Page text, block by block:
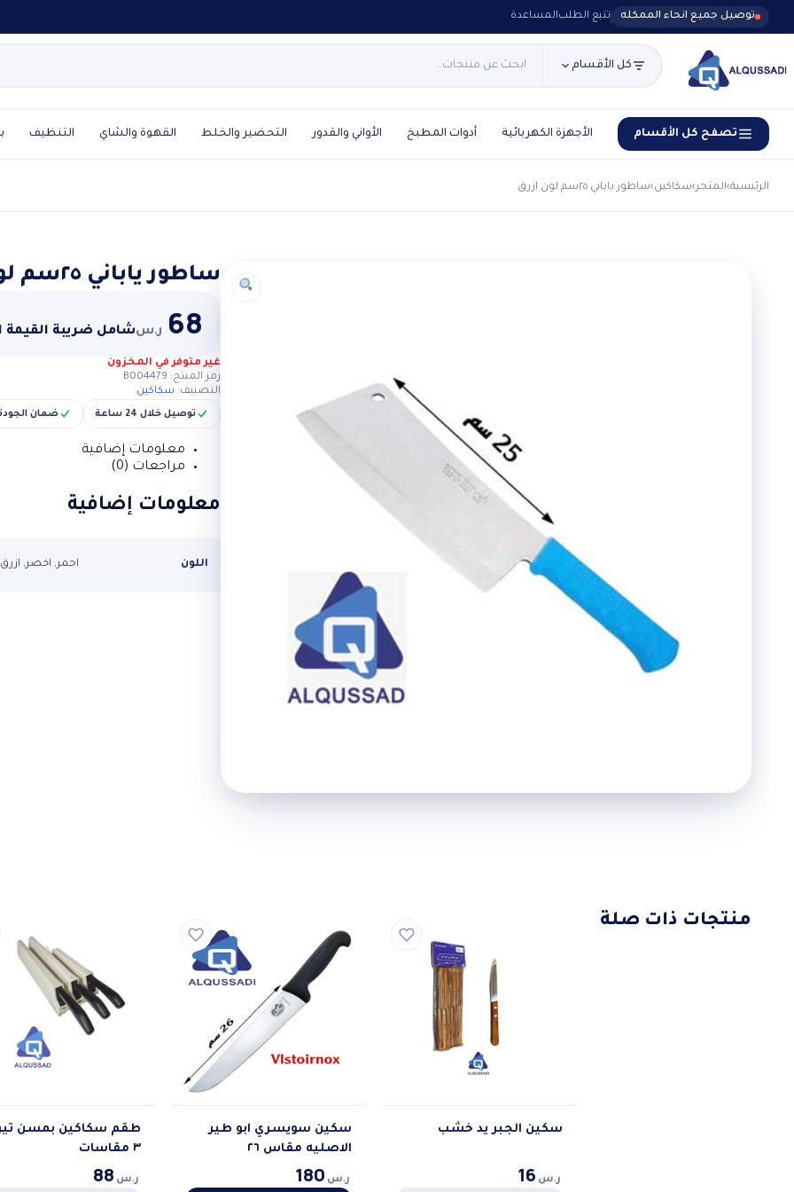
توصيل جميع انحاء الممكله تتبع الطلبالمساعدة
كل الأقسام
تصفح كل الأقسام الأجهزة الكهربائية أدوات المطبخ الأواني والقدور التحضير والخلط القهوة والشاي التنظيف
الرئيسية›المتجر›سكاكين›ساطور ياباني ٢٥سم لون ازرق
ساطور ياباني ٢٥سم لون ازرق
68 ر.سشامل ضريبة القيمة
غير متوفر في المخزون
رمز المنتج: B004479
التصنيف: سكاكين
توصيل خلال 24 ساعة ضمان
معلومات إضافية
مراجعات (0)
معلومات إضافية
اللون احمر, اخضر, ازرق
منتجات ذات صلة
سكين الجبر يد خشب
ر.س 16
سكين سويسري ابو طير
الاصليه مقاس ٢٦
ر.س 180
طقم سكاكين بمسن
٣ مقاسات
ر.س 88